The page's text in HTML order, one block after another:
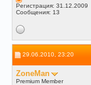
Регистрация: 31.12.2009
Сообщения: 13
29.06.2010, 23:20
ZoneMan
Premium Member